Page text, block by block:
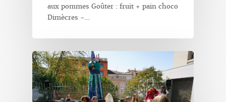
aux pommes Goûter : fruit + pain choco
Dimècres -…